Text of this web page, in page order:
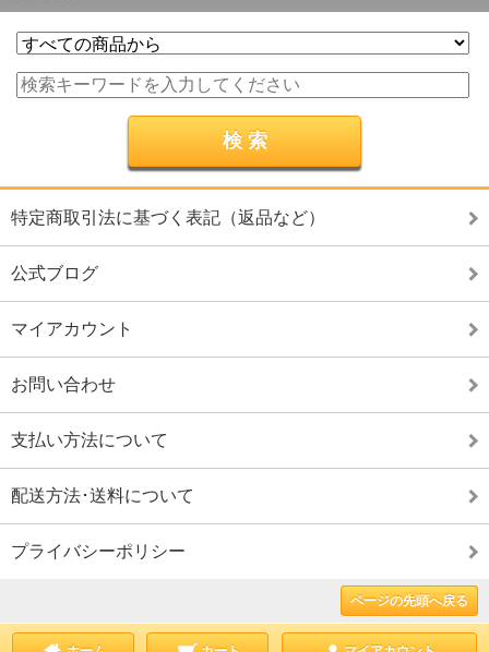
特定商取引法に基づく表記（返品など）
公式ブログ
マイアカウント
お問い合わせ
支払い方法について
配送方法･送料について
プライバシーポリシー
ページの先頭へ戻る